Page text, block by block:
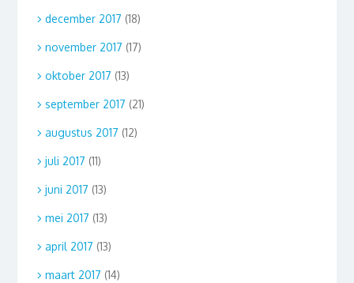
december 2017 (18)
november 2017 (17)
oktober 2017 (13)
september 2017 (21)
augustus 2017 (12)
juli 2017 (11)
juni 2017 (13)
mei 2017 (13)
april 2017 (13)
maart 2017 (14)